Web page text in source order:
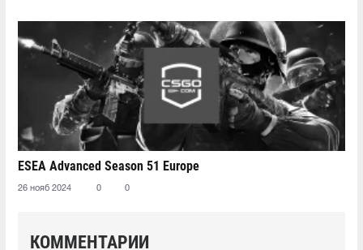
ESEA Advanced Season 51 Europe
26 нояб 2024 0 0
КОММЕНТАРИИ